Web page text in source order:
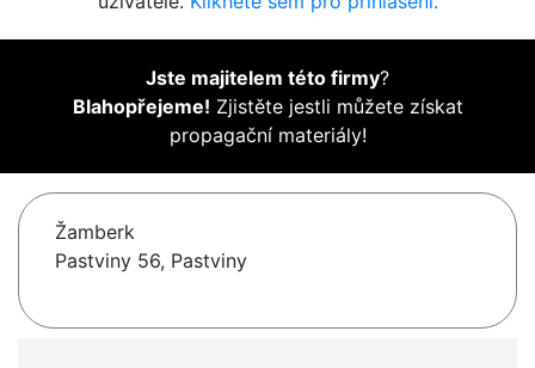
Jste majitelem této firmy?
Blahopřejeme! Zjistěte jestli můžete získat
propagační materiály!
Žamberk
Pastviny 56, Pastviny